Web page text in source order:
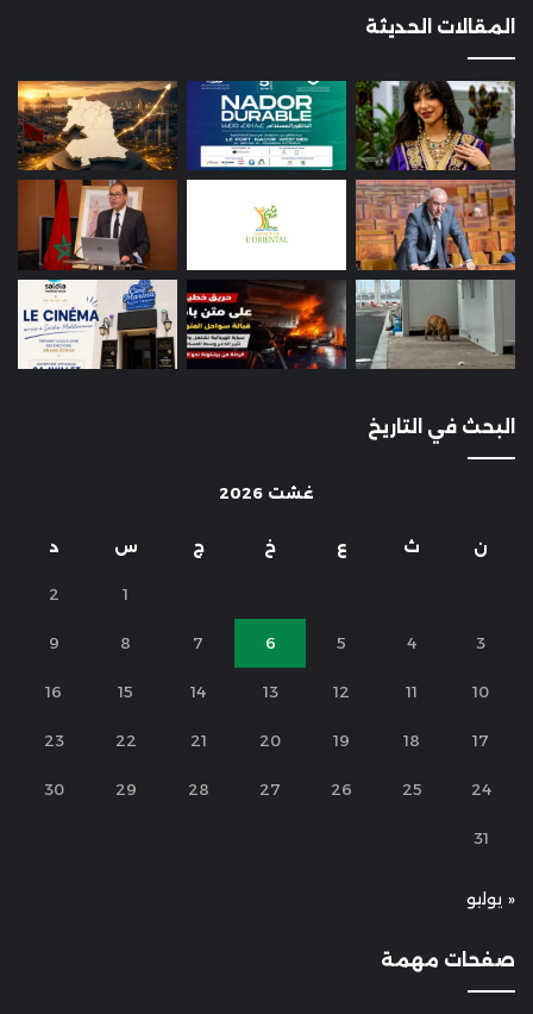
المقالات الحديثة
البحث في التاريخ
غشت 2026
ن ث ع خ ج س د
1
2
3
4
5
6
7
8
9
10
11
12
13
14
15
16
17
18
19
20
21
22
23
24
25
26
27
28
29
30
31
« يوليو
صفحات مهمة